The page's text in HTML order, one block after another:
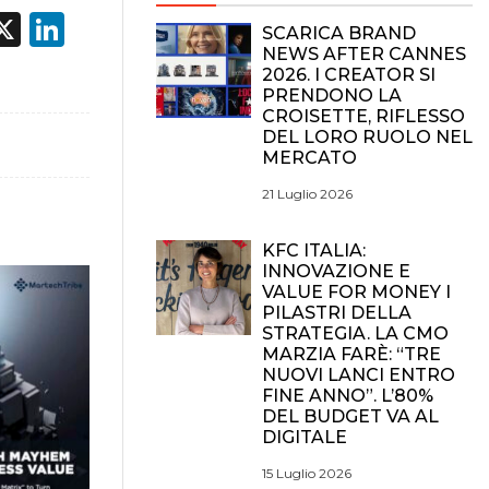
X LinkedIn
SCARICA BRAND
NEWS AFTER CANNES
2026. I CREATOR SI
PRENDONO LA
CROISETTE, RIFLESSO
DEL LORO RUOLO NEL
MERCATO
21 Luglio 2026
KFC ITALIA:
INNOVAZIONE E
VALUE FOR MONEY I
PILASTRI DELLA
STRATEGIA. LA CMO
MARZIA FARÈ: “TRE
NUOVI LANCI ENTRO
FINE ANNO”. L’80%
DEL BUDGET VA AL
DIGITALE
15 Luglio 2026